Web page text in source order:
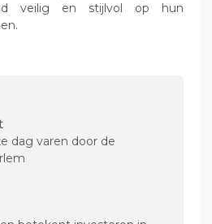
veilig en stijlvol op hun
dag varen door de